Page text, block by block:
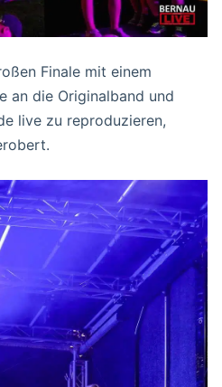
Finale mit einem
an die Originalband und
live zu reproduzieren,